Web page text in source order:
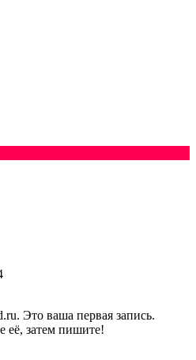
Это ваша первая запись.
её, затем пишите!